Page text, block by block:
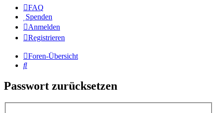
FAQ
Spenden
Anmelden
Registrieren
Foren-Übersicht
Suche
Passwort zurücksetzen